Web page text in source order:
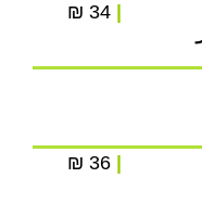
36 ₪
34 ₪